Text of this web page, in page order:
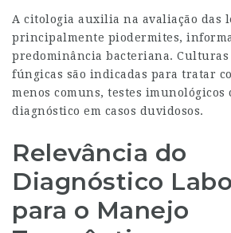
A citologia auxilia na avaliação das
principalmente piodermites,
predominância bacteriana. Culturas
fúngicas são indicadas para tratar
menos comuns, testes imunológicos
diagnóstico em casos duvidosos.
Relevância do
Diagnóstico
para o Manejo